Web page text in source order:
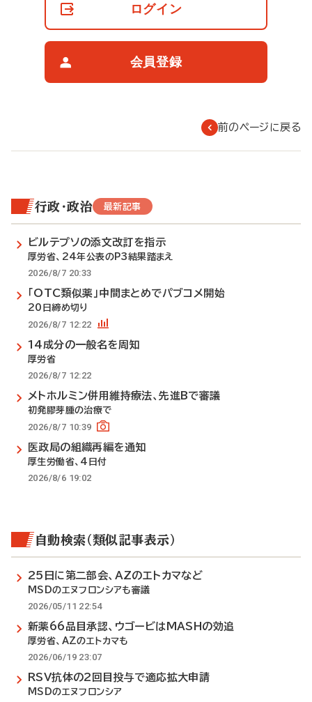
ログイン
会員登録
前のページに戻る
行政・政治 最新記事
ビルテプソの添文改訂を指示
厚労省、24年公表のP3結果踏まえ
2026/8/7 20:33
「OTC類似薬」中間まとめでパブコメ開始
20日締め切り
2026/8/7 12:22
14成分の一般名を周知
厚労省
2026/8/7 12:22
メトホルミン併用維持療法、先進Bで審議
初発膠芽腫の治療で
2026/8/7 10:39
医政局の組織再編を通知
厚生労働省、4日付
2026/8/6 19:02
自動検索（類似記事表示）
25日に第二部会、AZのエトカマなど
MSDのエヌフロンシアも審議
2026/05/11 22:54
新薬66品目承認、ウゴービはMASHの効追
厚労省、AZのエトカマも
2026/06/19 23:07
RSV抗体の2回目投与で適応拡大申請
MSDのエヌフロンシア